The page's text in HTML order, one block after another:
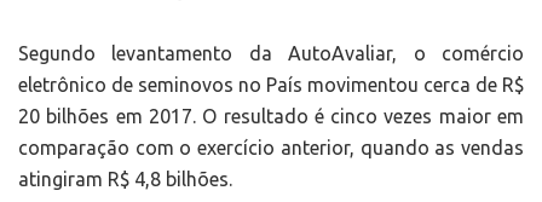
Segundo levantamento da AutoAvaliar, o comércio
eletrônico de seminovos no País movimentou cerca de R$
20 bilhões em 2017. O resultado é cinco vezes maior em
comparação com o exercício anterior, quando as vendas
atingiram R$ 4,8 bilhões.